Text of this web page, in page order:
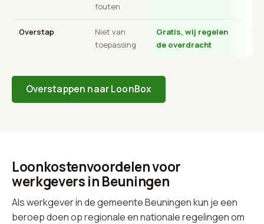
fouten
Overstap
Niet van
toepassing
Gratis, wij regelen
de overdracht
Overstappen naar LoonBox
Loonkostenvoordelen voor
werkgevers in Beuningen
Als werkgever in de gemeente Beuningen kun je een
beroep doen op regionale en nationale regelingen om